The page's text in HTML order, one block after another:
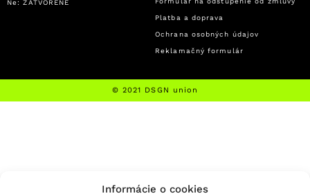
Informácie o cookies
Ne: ZATVORENÉ
Platba a doprava
Ochrana osobných údajov
Reklamačný formulár
© 2021 DSGN union